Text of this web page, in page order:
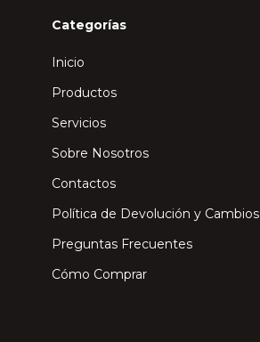
Categorías
Inicio
Productos
Servicios
Sobre Nosotros
Contactos
Política de Devolución y Cambios
Preguntas Frecuentes
Cómo Comprar